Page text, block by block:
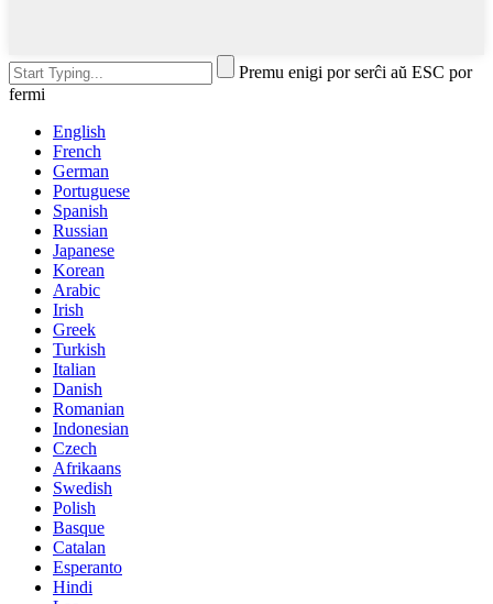
Premu enigi por serĉi aŭ ESC por
fermi
English
French
German
Portuguese
Spanish
Russian
Japanese
Korean
Arabic
Irish
Greek
Turkish
Italian
Danish
Romanian
Indonesian
Czech
Afrikaans
Swedish
Polish
Basque
Catalan
Esperanto
Hindi